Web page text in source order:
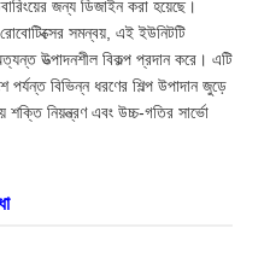
জন্য ডিজাইন করা হয়েছে।
সমন্বয়, এই ইউনিটটি
উত্পাদনশীল বিকল্প প্রদান করে। এটি
পর্যন্ত বিভিন্ন ধরণের শিল্প উপাদান জুড়ে
শক্তি নিয়ন্ত্রণ এবং উচ্চ-গতির সার্ভো